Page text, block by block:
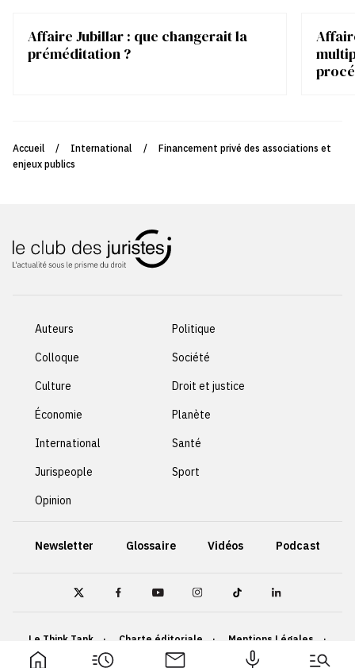
Affaire Jubillar : que changerait la
préméditation ?
Accueil / International /
Financement privé des associations et
enjeux publics
Auteurs
Colloque
Culture
Économie
International
Jurispeople
Opinion
Politique
Société
Droit et justice
Planète
Santé
Sport
Newsletter Glossaire Vidéos Podcast
Le Think Tank Charte éditoriale
Mentions Légales
Politique de confidentialité
Cookies